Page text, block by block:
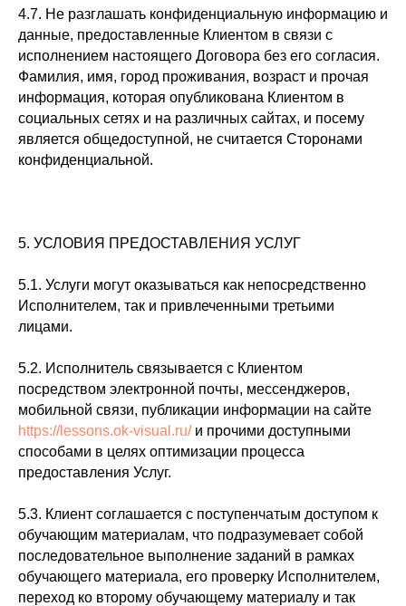
4.7. Не разглашать конфиденциальную информацию и
данные, предоставленные Клиентом в связи с
исполнением настоящего Договора без его согласия.
Фамилия, имя, город проживания, возраст и прочая
информация, которая опубликована Клиентом в
социальных сетях и на различных сайтах, и посему
является общедоступной, не считается Сторонами
конфиденциальной.
5. УСЛОВИЯ ПРЕДОСТАВЛЕНИЯ УСЛУГ
5.1. Услуги могут оказываться как непосредственно
Исполнителем, так и привлеченными третьими
лицами.
5.2. Исполнитель связывается с Клиентом
посредством электронной почты, мессенджеров,
мобильной связи, публикации информации на сайте
https://lessons.ok-visual.ru/и прочими доступными
способами в целях оптимизации процесса
предоставления Услуг.
5.3. Клиент соглашается с поступенчатым доступом к
обучающим материалам, что подразумевает собой
последовательное выполнение заданий в рамках
обучающего материала, его проверку Исполнителем,
переход ко второму обучающему материалу и так